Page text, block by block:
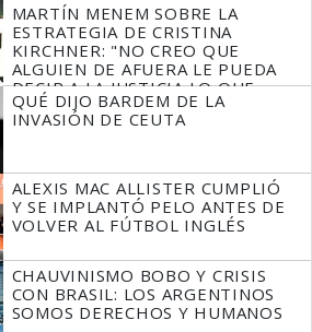
MARTÍN MENEM SOBRE LA
ESTRATEGIA DE CRISTINA
KIRCHNER: "NO CREO QUE
ALGUIEN DE AFUERA LE PUEDA
DECIR A LA JUSTICIA LO QUE
TIENE QUE HACER"
QUÉ DIJO BARDEM DE LA
INVASIÓN DE CEUTA
ALEXIS MAC ALLISTER CUMPLIÓ
Y SE IMPLANTÓ PELO ANTES DE
VOLVER AL FÚTBOL INGLÉS
CHAUVINISMO BOBO Y CRISIS
CON BRASIL: LOS ARGENTINOS
SOMOS DERECHOS Y HUMANOS